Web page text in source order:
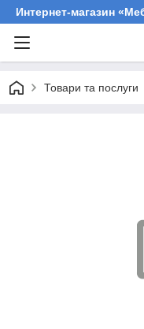
Интернет-магазин
Товари та послуги